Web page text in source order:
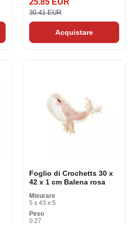
25.85 EUR
30.41 EUR
Acquistare
Foglio di Crochetts 30 x
42 x 1 cm Balena rosa
Misurare
5 x 43 x 5
Peso
0.27